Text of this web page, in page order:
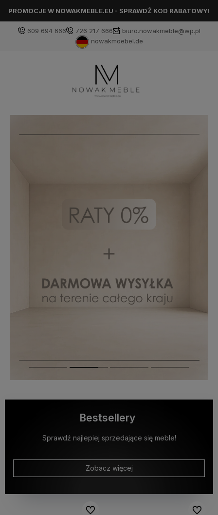
PROMOCJE W NOWAKMEBLE.EU - SPRAWDŹ KOD RABATOWY!
609 694 666 726 217 666
biuro.nowakmeble@wp.pl
nowakmoebel.de
Bestsellery
Sprawdź najlepiej sprzedające się meble!
Zobacz więcej
Do ulubionych Do